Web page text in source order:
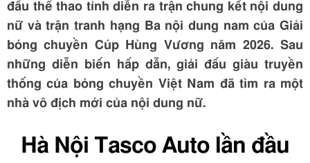
đấu thể thao tỉnh diễn ra trận chung kết nội dung
nữ và trận tranh hạng Ba nội dung nam của Giải
bóng chuyền Cúp Hùng Vương năm 2026. Sau
những diễn biến hấp dẫn, giải đấu giàu truyền
thống của bóng chuyền Việt Nam đã tìm ra một
nhà vô địch mới của nội dung nữ.
Hà Nội Tasco Auto lần đầu